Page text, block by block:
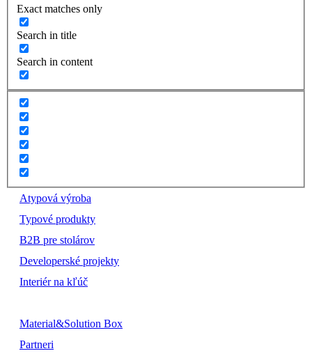
Exact matches only
Search in title
Search in content
Atypová výroba
Typové produkty
B2B pre stolárov
Developerské projekty
Interiér na kľúč
Material&Solution Box
Partneri